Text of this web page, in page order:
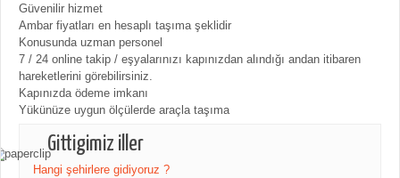
Gittigimiz iller
Hangi şehirlere gidiyoruz ?
Güvenilir hizmet
Ambar fiyatları en hesaplı taşıma şeklidir
Konusunda uzman personel
7 / 24 online takip / eşyalarınızı kapınızdan alındığı andan itibaren
hareketlerini görebilirsiniz.
Kapınızda ödeme imkanı
Yükünüze uygun ölçülerde araçla taşıma